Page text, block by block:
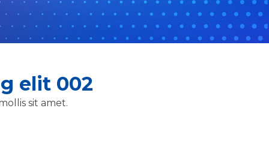
elit 002
sit amet.